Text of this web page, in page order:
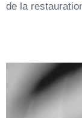
de la